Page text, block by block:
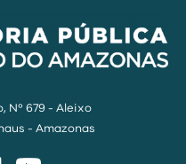
Nº 679 - Aleixo
- Amazonas
Facebook